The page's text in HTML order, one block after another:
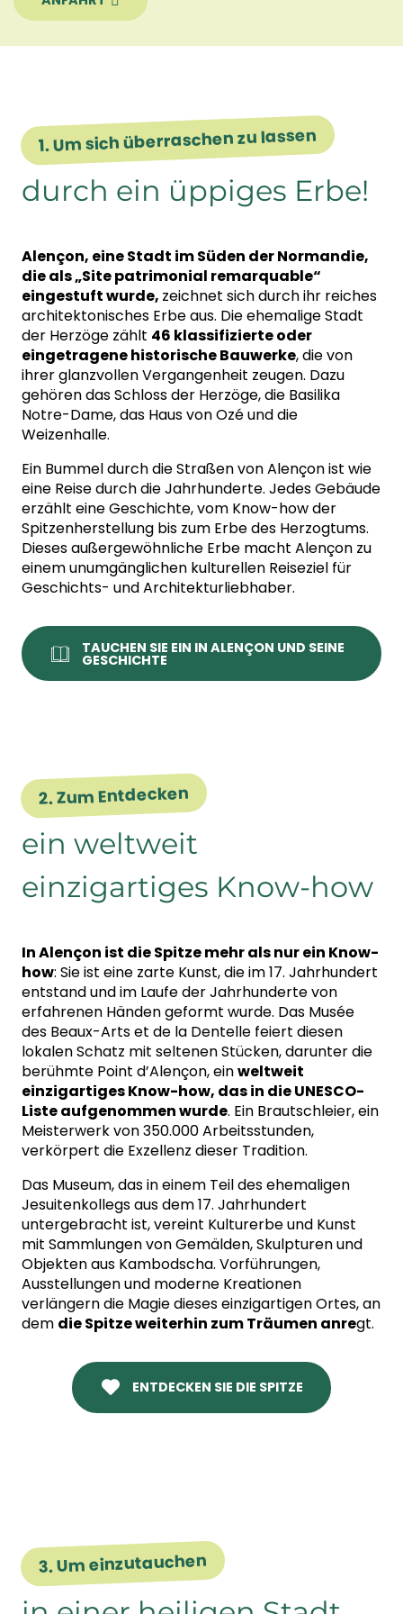
1. Um sich überraschen zu lassen
durch ein üppiges Erbe!
Alençon, eine Stadt im Süden der Normandie,
die als „Site patrimonial remarquable“
eingestuft wurde, zeichnet sich durch ihr reiches
architektonisches Erbe aus. Die ehemalige Stadt
der Herzöge zählt 46 klassifizierte oder
eingetragene historische Bauwerke, die von
ihrer glanzvollen Vergangenheit zeugen. Dazu
gehören das Schloss der Herzöge, die Basilika
Notre-Dame, das Haus von Ozé und die
Weizenhalle.
Ein Bummel durch die Straßen von Alençon ist wie
eine Reise durch die Jahrhunderte. Jedes Gebäude
erzählt eine Geschichte, vom Know-how der
Spitzenherstellung bis zum Erbe des Herzogtums.
Dieses außergewöhnliche Erbe macht Alençon zu
einem unumgänglichen kulturellen Reiseziel für
Geschichts- und Architekturliebhaber.
TAUCHEN SIE EIN IN ALENÇON UND SEINE
GESCHICHTE
2. Zum Entdecken
ein weltweit
einzigartiges Know-how
In Alençon ist die Spitze mehr als nur ein Know-
how: Sie ist eine zarte Kunst, die im 17. Jahrhundert
entstand und im Laufe der Jahrhunderte von
erfahrenen Händen geformt wurde. Das Musée
des Beaux-Arts et de la Dentelle feiert diesen
lokalen Schatz mit seltenen Stücken, darunter die
berühmte Point d’Alençon, einweltweit
einzigartiges Know-how, das in die UNESCO-
Liste aufgenommen wurde. Ein Brautschleier, ein
Meisterwerk von 350.000 Arbeitsstunden,
verkörpert die Exzellenz dieser Tradition.
Das Museum, das in einem Teil des ehemaligen
Jesuitenkollegs aus dem 17. Jahrhundert
untergebracht ist, vereint Kulturerbe und Kunst
mit Sammlungen von Gemälden, Skulpturen und
Objekten aus Kambodscha. Vorführungen,
Ausstellungen und moderne Kreationen
verlängern die Magie dieses einzigartigen Ortes, an
dem die Spitze weiterhin zum Träumen anregt.
ENTDECKEN SIE DIE SPITZE
3. Um einzutauchen